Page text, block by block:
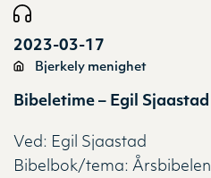
2023-03-17
Bjerkely menighet
Bibeletime – Egil Sjaastad
Ved: Egil Sjaastad
Bibelbok/tema: Årsbibelen